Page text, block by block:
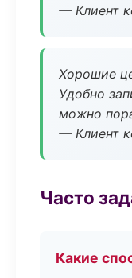
— Клиент
Хорошие
Удобно
можно
— Клиент
Часто
Какие